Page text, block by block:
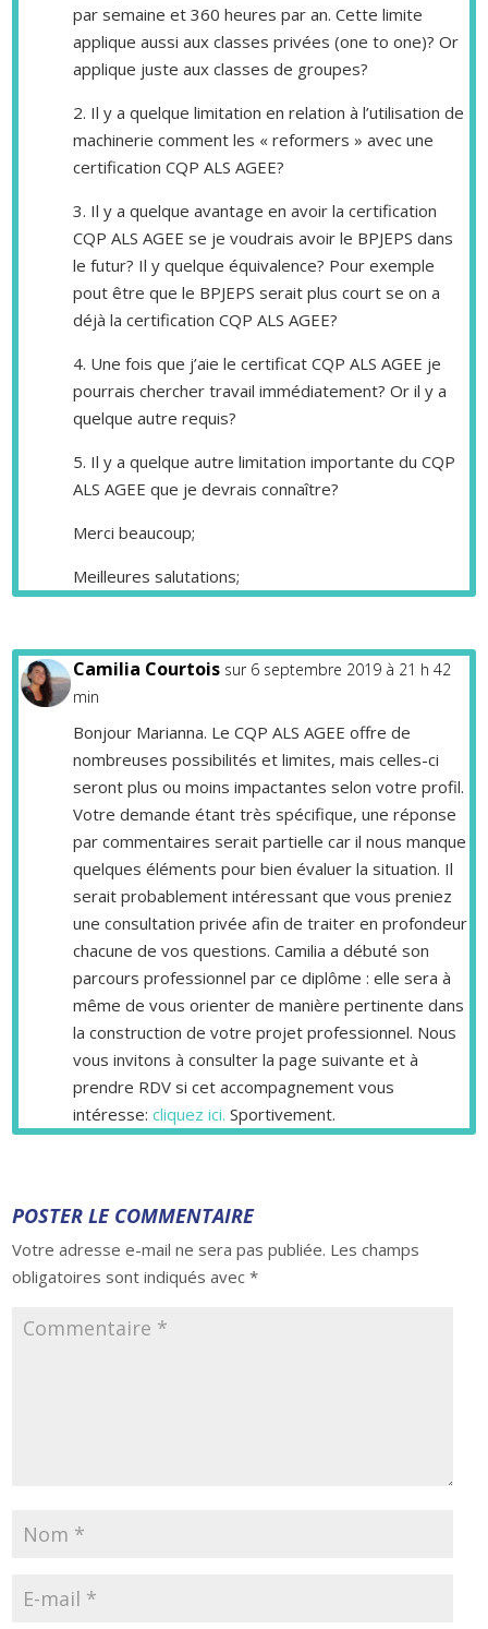
par semaine et 360 heures par an. Cette limite
applique aussi aux classes privées (one to one)? Or
applique juste aux classes de groupes?
2. Il y a quelque limitation en relation à l’utilisation de
machinerie comment les « reformers » avec une
certification CQP ALS AGEE?
3. Il y a quelque avantage en avoir la certification
CQP ALS AGEE se je voudrais avoir le BPJEPS dans
le futur? Il y quelque équivalence? Pour exemple
pout être que le BPJEPS serait plus court se on a
déjà la certification CQP ALS AGEE?
4. Une fois que j’aie le certificat CQP ALS AGEE je
pourrais chercher travail immédiatement? Or il y a
quelque autre requis?
5. Il y a quelque autre limitation importante du CQP
ALS AGEE que je devrais connaître?
Merci beaucoup;
Meilleures salutations;
Camilia Courtois sur 6 septembre 2019 à 21 h 42
min
Bonjour Marianna. Le CQP ALS AGEE offre de
nombreuses possibilités et limites, mais celles-ci
seront plus ou moins impactantes selon votre profil.
Votre demande étant très spécifique, une réponse
par commentaires serait partielle car il nous manque
quelques éléments pour bien évaluer la situation. Il
serait probablement intéressant que vous preniez
une consultation privée afin de traiter en profondeur
chacune de vos questions. Camilia a débuté son
parcours professionnel par ce diplôme : elle sera à
même de vous orienter de manière pertinente dans
la construction de votre projet professionnel. Nous
vous invitons à consulter la page suivante et à
prendre RDV si cet accompagnement vous
intéresse:cliquez ici. Sportivement.
POSTER LE COMMENTAIRE
Votre adresse e-mail ne sera pas publiée. Les champs
obligatoires sont indiqués avec*